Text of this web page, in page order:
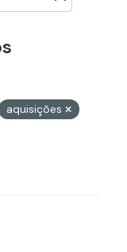
aquisições